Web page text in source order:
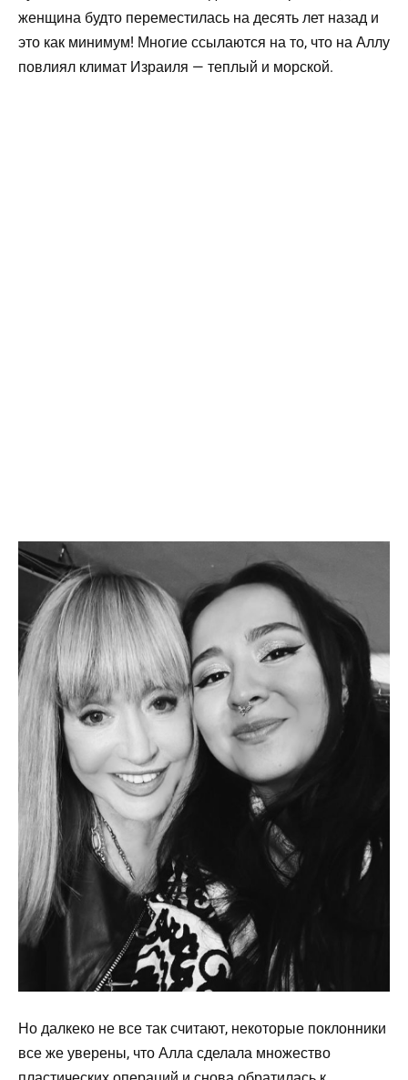
женщина будто переместилась на десять лет назад и
это как минимум! Многие ссылаются на то, что на Аллу
повлиял климат Израиля — теплый и морской.
Но далкеко не все так считают, некоторые поклонники
все же уверены, что Алла сделала множество